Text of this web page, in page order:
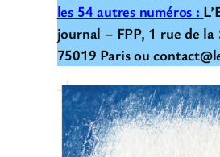
les 54 autres numéros :
journal – FPP, 1 rue de
75019 Paris ou